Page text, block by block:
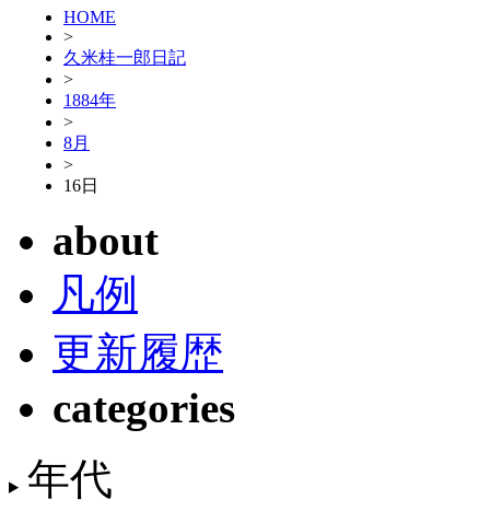
HOME
>
久米桂一郎日記
>
1884年
>
8月
>
16日
about
凡例
更新履歴
categories
年代